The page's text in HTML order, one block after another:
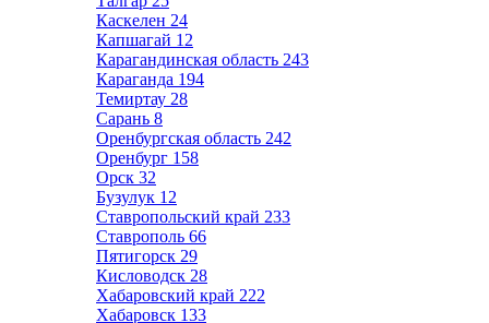
Каскелен 24
Капшагай 12
Карагандинская область 243
Караганда 194
Темиртау 28
Сарань 8
Оренбургская область 242
Оренбург 158
Орск 32
Бузулук 12
Ставропольский край 233
Ставрополь 66
Пятигорск 29
Кисловодск 28
Хабаровский край 222
Хабаровск 133